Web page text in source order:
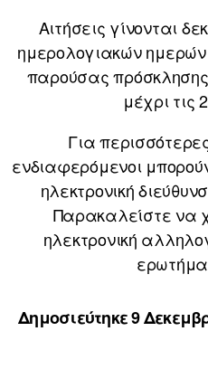
Αιτήσεις γίνονται
ημερολογιακών
παρούσας
μέχρι τις
Για
ενδιαφερόμενοι
ηλεκτρονική
Παρακαλείστε να
ηλεκτρονική
Δημοσιεύτηκε 9